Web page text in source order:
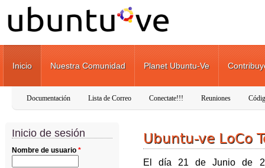
Pasar al contenido principal
Inicio Nuestra Comunidad Planet Ubuntu-Ve
Documentación Lista de Correo Conectate!!! Reuniones
Inicio de sesión
Nombre de usuario *
Ubuntu-ve LoCo
El día 21 de Junio de